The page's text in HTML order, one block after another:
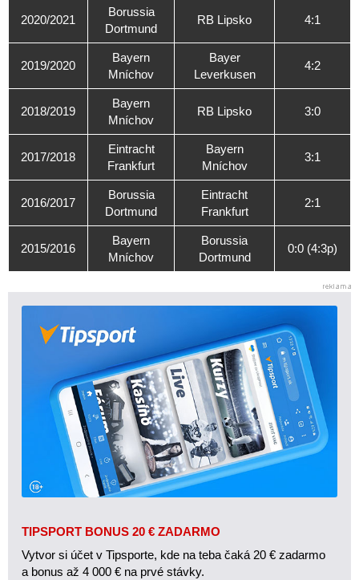
2020/2021
Borussia
Dortmund
RB Lipsko 4:1
2019/2020
Bayern
Mníchov
Bayer
Leverkusen
4:2
2018/2019
Bayern
Mníchov
RB Lipsko 3:0
2017/2018
Eintracht
Frankfurt
Bayern
Mníchov
3:1
2016/2017
Borussia
Dortmund
Eintracht
Frankfurt
2:1
2015/2016
Bayern
Mníchov
Borussia
Dortmund
0:0 (4:3p)
TIPSPORT BONUS 20 € ZADARMO
Vytvor si účet v Tipsporte, kde na teba čaká 20 € zadarmo
a bonus až 4 000 € na prvé stávky.